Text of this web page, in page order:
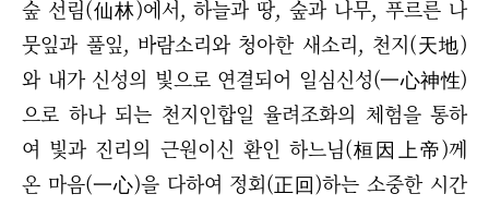
숲 선림(仙林)에서, 하늘과 땅, 숲과 나무, 푸르른 나
뭇잎과 풀잎, 바람소리와 청아한 새소리, 천지(天地)
와 내가 신성의 빛으로 연결되어 일심신성(一心神性)
으로 하나 되는 천지인합일 율려조화의 체험을 통하
여 빛과 진리의 근원이신 환인 하느님(桓因上帝)께
온 마음(一心)을 다하여 정회(正回)하는 소중한 시간